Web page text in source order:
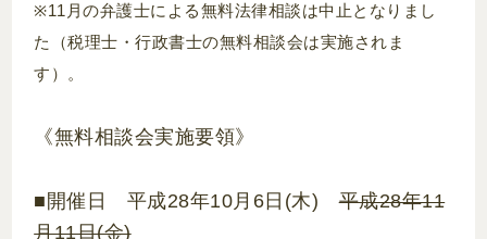
※11月の弁護士による無料法律相談は中止となりまし
た（税理士・行政書士の無料相談会は実施されま
す）。
《無料相談会実施要領》
■開催日 平成28年10月6日(木)平成28年11
月11日(金)